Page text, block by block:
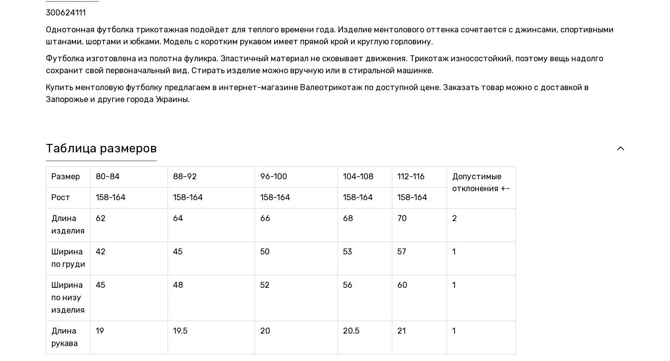
300624111
Однотонная футболка трикотажная подойдет для теплого времени года. Изделие ментолового оттенка сочетается с джинсами, спортивными
штанами, шортами и юбками. Модель с коротким рукавом имеет прямой крой и круглую горловину.
Футболка изготовлена из полотна фуликра. Эластичный материал не сковывает движения. Трикотаж износостойкий, поэтому вещь надолго
сохранит свой первоначальный вид. Стирать изделие можно вручную или в стиральной машинке.
Купить ментоловую футболку предлагаем в интернет-магазине Валеотрикотаж по доступной цене. Заказать товар можно с доставкой в
Запорожье и другие города Украины.
Таблица размеров
Размер 80-84 88-92 96-100 104-108 112-116
Допустимые
отклонения +-
Рост
158-164 158-164 158-164 158-164 158-164
Длина
изделия
62 64 66 68 70 2
Ширина
по груди
42 45 50 53 57 1
Ширина
по низу
изделия
45 48 52 56 60 1
Длина
рукава
19 19.5 20 20.5 21 1